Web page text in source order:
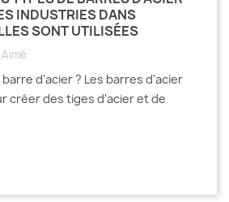
INDUSTRIES DANS
SONT UTILISÉES
Aimé
d'acier ? Les barres d'acier
créer des tiges d'acier et de